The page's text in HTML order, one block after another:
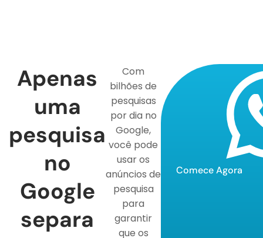
Apenas
uma
pesquisa
no
Google
separa
Com
bilhões de
pesquisas
por dia no
Google,
você pode
usar os
anúncios de
pesquisa
para
garantir
que os
Comece Agora